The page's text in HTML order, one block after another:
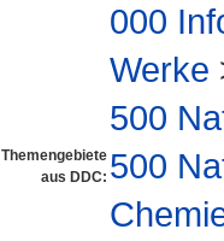
Themengebiete
aus DDC:
000
Werke
500
500